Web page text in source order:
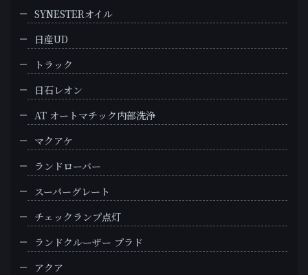
SYNESTERオイル
日産UD
トラック
日石レオン
AT オートマチック内部洗浄
マクアケ
ランドローバー
スーパーグレート
チェックランプ点灯
ランドクルーザー プラド
アクア